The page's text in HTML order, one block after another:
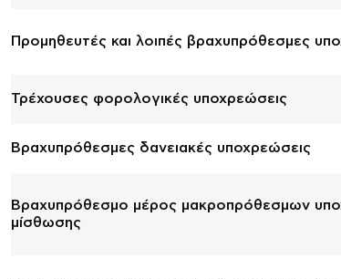
Προμηθευτές και λοιπές βραχυπρόθεσμες
Τρέχουσες φορολογικές υποχρεώσεις
Βραχυπρόθεσμες δανειακές υποχρεώσεις
Βραχυπρόθεσμο μέρος μακροπρόθεσμων
μίσθωσης